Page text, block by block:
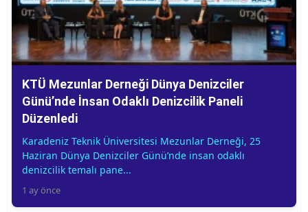
KTÜ Mezunlar Derneği Dünya Denizciler
Günü’nde İnsan Odaklı Denizcilik Paneli
Düzenledi
Karadeniz Teknik Üniversitesi Mezunlar Derneği, 25
Haziran Dünya Denizciler Günü’nde insan odaklı
denizcilik temalı pane...
1 ay önce